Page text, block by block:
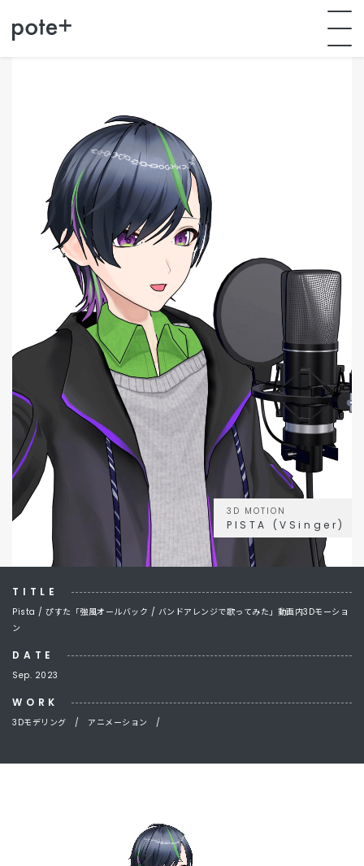
3D MOTION
PISTA (VSinger)
TITLE
Pista / ぴすた「強風オールバック / バンドアレンジで歌ってみた」動画内3Dモーショ
ン
DATE
Sep. 2023
WORK
3Dモデリング / アニメーション /